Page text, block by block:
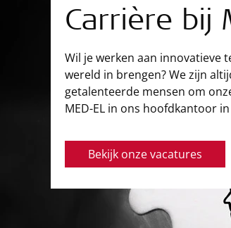
Carrière bij
Wil je werken aan innovatieve
wereld in brengen? We zijn
getalenteerde mensen om
MED-EL in ons hoofdkantoor
Bekijk onze vacatures